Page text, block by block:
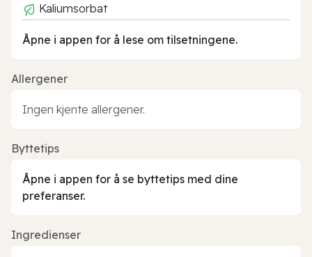
Kaliumsorbat
Åpne i appen for å lese om tilsetningene.
Allergener
Ingen kjente allergener.
Byttetips
Åpne i appen for å se byttetips med dine
preferanser.
Ingredienser